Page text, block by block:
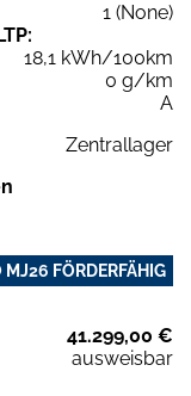
1 (None)
18,1 kWh/100km
0 g/km
A
Zentrallager
FÖRDERFÄHIG
41.299,00 €
ausweisbar